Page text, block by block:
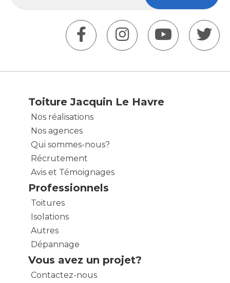
Toiture Jacquin Le Havre
Nos réalisations
Nos agences
Qui sommes-nous?
Récrutement
Avis et Témoignages
Professionnels
Toitures
Isolations
Autres
Dépannage
Vous avez un projet?
Contactez-nous